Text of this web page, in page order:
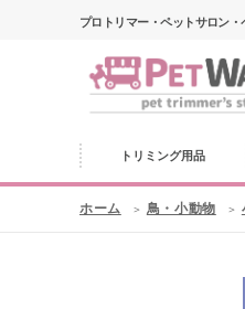
プロトリマー・ペットサロン
トリミング用品
ホーム 鳥・小動物